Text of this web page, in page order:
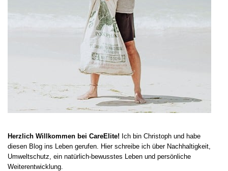
Herzlich Willkommen bei CareElite! Ich bin Christoph und habe
diesen Blog ins Leben gerufen. Hier schreibe ich über Nachhaltigkeit,
Umweltschutz, ein natürlich-bewusstes Leben und persönliche
Weiterentwicklung.